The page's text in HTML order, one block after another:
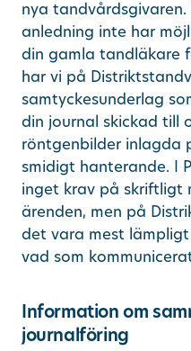
nya
anledning inte har
din gamla tandläkare
har vi på
samtyckesunderlag
din journal skickad till
röntgenbilder inlagda
smidigt hanterande. I
inget krav på skriftligt
ärenden, men på
det vara mest
vad som
Information om
journalföring